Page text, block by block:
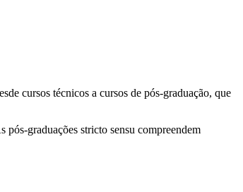
cursos técnicos a cursos de pós-graduação, que
graduações stricto sensu compreendem